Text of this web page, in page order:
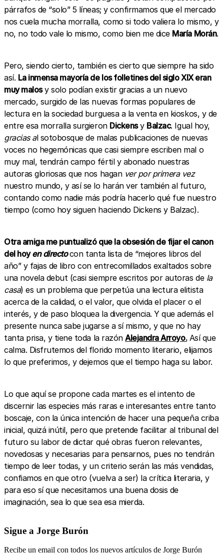
párrafos de “solo” 5 líneas; y confirmamos que el mercado
nos cuela mucha morralla, como si todo valiera lo mismo, y
no, no todo vale lo mismo, como bien me dice María Morán.
Pero, siendo cierto, también es cierto que siempre ha sido
así. La inmensa mayoría de los folletines del siglo XIX eran
muy malosy solo podían existir gracias a un nuevo
mercado, surgido de las nuevas formas populares de
lectura en la sociedad burguesa a la venta en kioskos, y de
entre esa morralla surgieron Dickensy Balzac. Igual hoy,
gracias al sotobosque de malas publicaciones de nuevas
voces no hegemónicas que casi siempre escriben mal o
muy mal, tendrán campo fértil y abonado nuestras
autoras gloriosas que nos hagan ver por primera vez
nuestro mundo, y así se lo harán ver también al futuro,
contando como nadie más podría hacerlo qué fue nuestro
tiempo (como hoy siguen haciendo Dickens y Balzac).
Otra amiga me puntualizó que la obsesión de fijar el canon
del hoyen directocon tanta lista de “mejores libros del
año” y fajas de libro con entrecomillados exaltados sobre
una novela debut (casi siempre escritos por autoras de la
casa) es un problema que perpetúa una lectura elitista
acerca de la calidad, o el valor, que olvida el placer o el
interés, y de paso bloquea la divergencia. Y que además el
presente nunca sabe jugarse a sí mismo, y que no hay
tanta prisa, y tiene toda la razónAlejandra Arroyo.Así que
calma. Disfrutemos del florido momento literario, elijamos
lo que preferimos, y dejemos que el tiempo haga su labor.
Lo que aquí se propone cada martes es el intento de
discernir las especies más raras e interesantes entre tanto
boscaje, con la única intención de hacer una pequeña criba
inicial, quizá inútil, pero que pretende facilitar al tribunal del
futuro su labor de dictar qué obras fueron relevantes,
novedosas y necesarias para pensarnos, pues no tendrán
tiempo de leer todas, y un criterio serán las más vendidas,
confiamos en que otro (vuelva a ser) la crítica literaria, y
para eso sí que necesitamos una buena dosis de
imaginación, sea lo que sea esa mierda.
Sigue a Jorge Burón
Recibe un email con todos los nuevos artículos de Jorge Burón